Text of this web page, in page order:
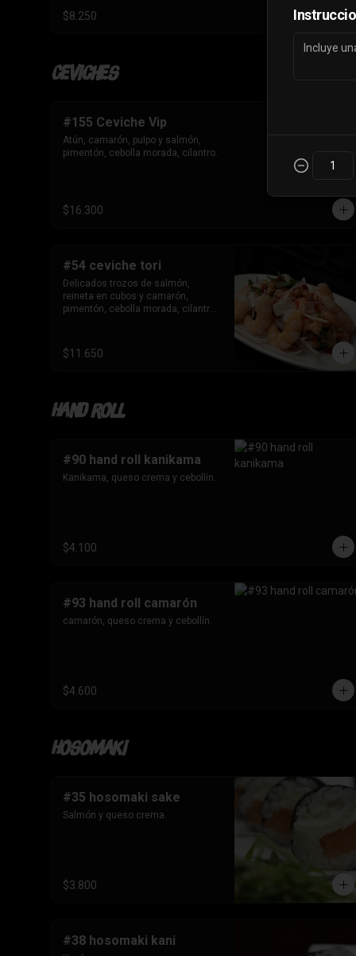
$8.250
Ceviches
#155 Ceviche Vip
Atún, camarón, pulpo y salmón,
pimentón, cebolla morada, cilantro.
$16.300
#54 ceviche tori
Delicados trozos de salmón,
reineta en cubos y camarón,
pimentón, cebolla morada, cilantro
$11.650
Hand roll
#90 hand roll kanikama
Kanikama, queso crema y cebollín.
$4.100
#93 hand roll camarón
camarón, queso crema y cebollín.
$4.600
Hosomaki
#35 hosomaki sake
Salmón y queso crema.
$3.800
#38 hosomaki kani